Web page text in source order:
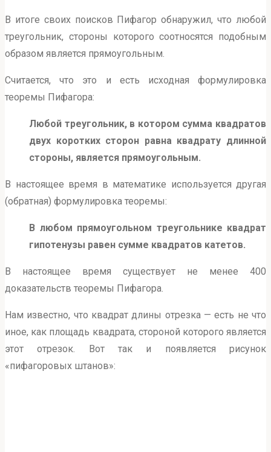
В итоге своих поисков Пифагор обнаружил, что любой
треугольник, стороны которого соотносятся подобным
образом является прямоугольным.
Считается, что это и есть исходная формулировка
теоремы Пифагора:
Любой треугольник, в котором сумма квадратов
двух коротких сторон равна квадрату длинной
стороны, является прямоугольным.
В настоящее время в математике используется другая
(обратная) формулировка теоремы:
В любом прямоугольном треугольнике квадрат
гипотенузы равен сумме квадратов катетов.
В настоящее время существует не менее 400
доказательств теоремы Пифагора.
Нам известно, что квадрат длины отрезка — есть не что
иное, как площадь квадрата, стороной которого является
этот отрезок. Вот так и появляется рисунок
«пифагоровых штанов»: